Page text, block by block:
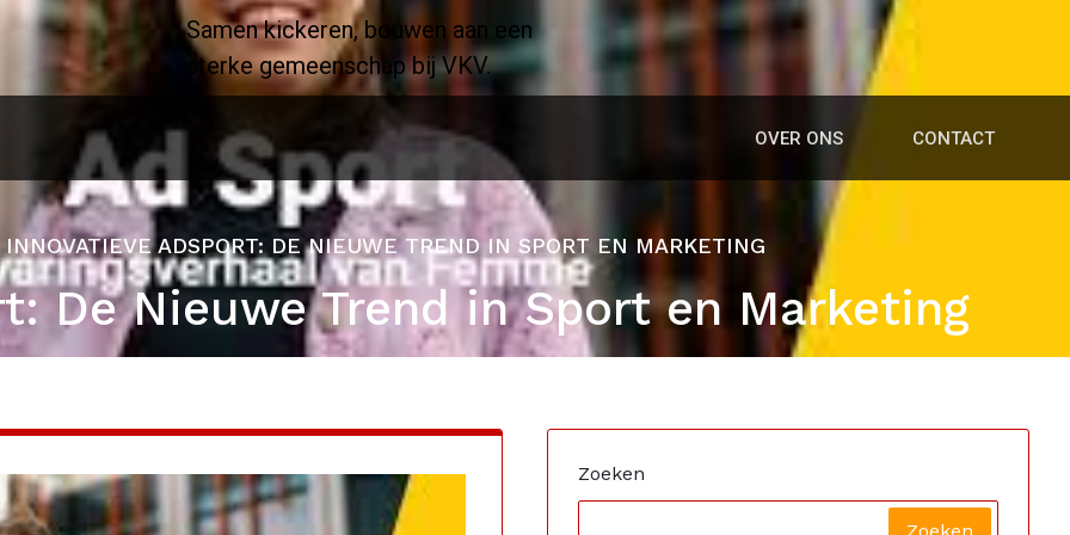
Samen kickeren, bouwen aan een
sterke gemeenschap bij VKV.
OVER ONS CONTACT
INNOVATIEVE ADSPORT: DE NIEUWE TREND IN SPORT EN MARKETING
De Nieuwe Trend in Sport en Marketing
Zoeken